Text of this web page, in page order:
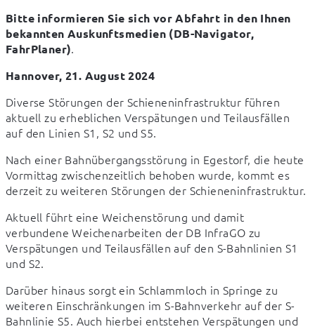
Bitte informieren Sie sich vor Abfahrt in den Ihnen
bekannten Auskunftsmedien (DB-Navigator,
FahrPlaner).
Hannover, 21. August 2024
Diverse Störungen der Schieneninfrastruktur führen
aktuell zu erheblichen Verspätungen und Teilausfällen
auf den Linien S1, S2 und S5.
Nach einer Bahnübergangsstörung in Egestorf, die heute
Vormittag zwischenzeitlich behoben wurde, kommt es
derzeit zu weiteren Störungen der Schieneninfrastruktur.
Aktuell führt eine Weichenstörung und damit
verbundene Weichenarbeiten der DB InfraGO zu
Verspätungen und Teilausfällen auf den S-Bahnlinien S1
und S2.
Darüber hinaus sorgt ein Schlammloch in Springe zu
weiteren Einschränkungen im S-Bahnverkehr auf der S-
Bahnlinie S5. Auch hierbei entstehen Verspätungen und